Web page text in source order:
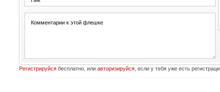
Регистрируйсябесплатно, или авторизируйся, если у тебя уже есть